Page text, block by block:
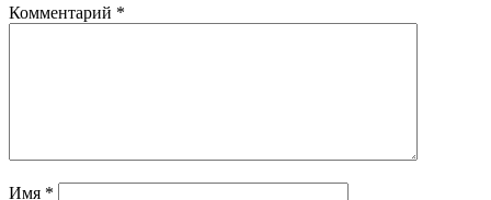
Комментарий *
Имя *